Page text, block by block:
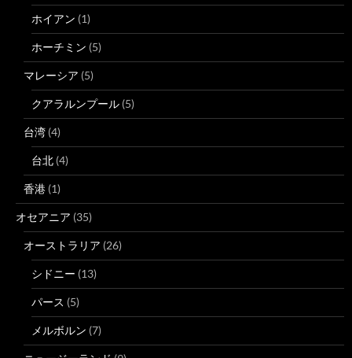
ホイアン (1)
ホーチミン (5)
マレーシア (5)
クアラルンプール (5)
台湾 (4)
台北 (4)
香港 (1)
オセアニア (35)
オーストラリア (26)
シドニー (13)
パース (5)
メルボルン (7)